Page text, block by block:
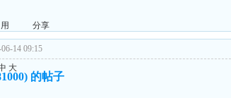
分享
14 09:15
大
的帖子